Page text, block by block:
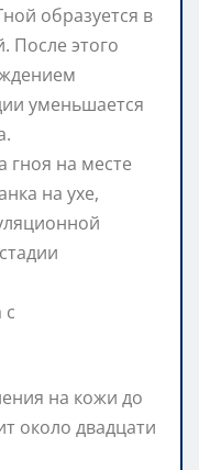
образуется в
После этого
уменьшается
гноя на месте
на ухе,
с
на кожи до
около двадцати